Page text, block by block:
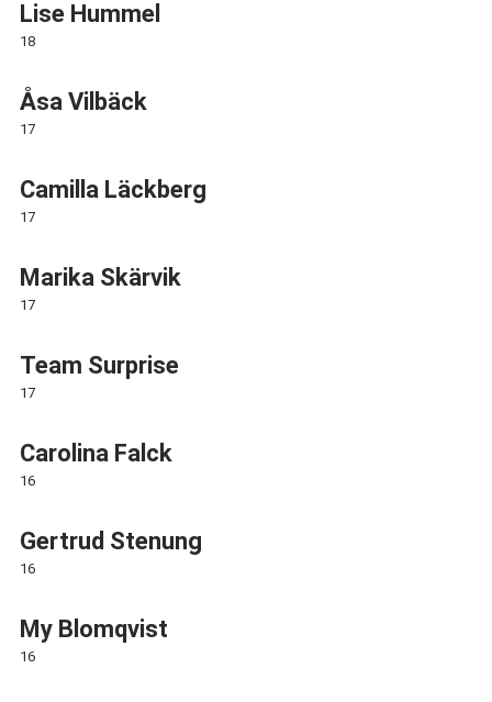
Lise Hummel
18
Åsa Vilbäck
17
Camilla Läckberg
17
Marika Skärvik
17
Team Surprise
17
Carolina Falck
16
Gertrud Stenung
16
My Blomqvist
16